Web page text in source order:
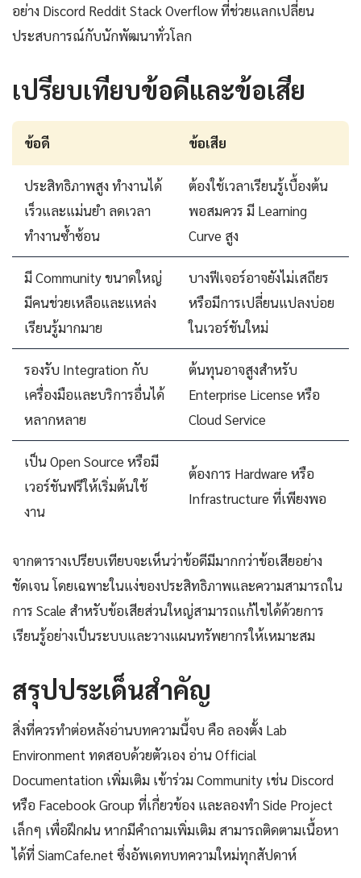
อย่าง Discord Reddit Stack Overflow ที่ช่วยแลกเปลี่ยน
ประสบการณ์กับนักพัฒนาทั่วโลก
เปรียบเทียบข้อดีและข้อเสีย
ข้อดี ข้อเสีย
ประสิทธิภาพสูง ทำงานได้
เร็วและแม่นยำ ลดเวลา
ทำงานซ้ำซ้อน
ต้องใช้เวลาเรียนรู้เบื้องต้น
พอสมควร มี Learning
Curve สูง
มี Community ขนาดใหญ่
มีคนช่วยเหลือและแหล่ง
เรียนรู้มากมาย
บางฟีเจอร์อาจยังไม่เสถียร
หรือมีการเปลี่ยนแปลงบ่อย
ในเวอร์ชันใหม่
รองรับ Integration กับ
เครื่องมือและบริการอื่นได้
หลากหลาย
ต้นทุนอาจสูงสำหรับ
Enterprise License หรือ
Cloud Service
เป็น Open Source หรือมี
เวอร์ชันฟรีให้เริ่มต้นใช้
งาน
ต้องการ Hardware หรือ
Infrastructure ที่เพียงพอ
จากตารางเปรียบเทียบจะเห็นว่าข้อดีมีมากกว่าข้อเสียอย่าง
ชัดเจน โดยเฉพาะในแง่ของประสิทธิภาพและความสามารถใน
การ Scale สำหรับข้อเสียส่วนใหญ่สามารถแก้ไขได้ด้วยการ
เรียนรู้อย่างเป็นระบบและวางแผนทรัพยากรให้เหมาะสม
สรุปประเด็นสำคัญ
สิ่งที่ควรทำต่อหลังอ่านบทความนี้จบ คือ ลองตั้ง Lab
Environment ทดสอบด้วยตัวเอง อ่าน Official
Documentation เพิ่มเติม เข้าร่วม Community เช่น Discord
หรือ Facebook Group ที่เกี่ยวข้อง และลองทำ Side Project
เล็กๆ เพื่อฝึกฝน หากมีคำถามเพิ่มเติม สามารถติดตามเนื้อหา
ได้ที่ SiamCafe.net ซึ่งอัพเดทบทความใหม่ทุกสัปดาห์